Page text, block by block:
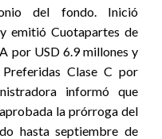
del fondo. Inició
emitió Cuotapartes de
por USD 6.9 millones y
Clase C por
informó que
la prórroga del
hasta septiembre de